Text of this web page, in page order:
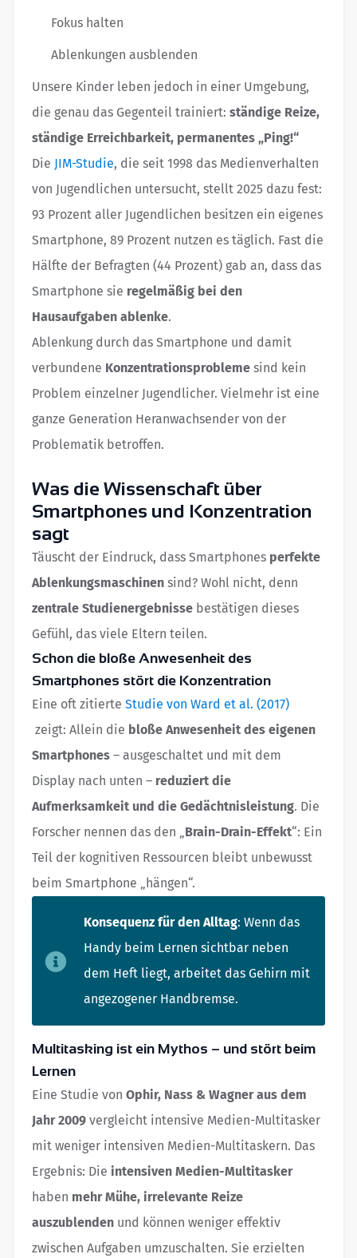
Fokus halten
Ablenkungen ausblenden
Unsere Kinder leben jedoch in einer Umgebung,
die genau das Gegenteil trainiert: ständige Reize,
ständige Erreichbarkeit, permanentes „Ping!“
Die JIM-Studie, die seit 1998 das Medienverhalten
von Jugendlichen untersucht, stellt 2025 dazu fest:
93 Prozent aller Jugendlichen besitzen ein eigenes
Smartphone, 89 Prozent nutzen es täglich. Fast die
Hälfte der Befragten (44 Prozent) gab an, dass das
Smartphone sie regelmäßig bei den
Hausaufgaben ablenke.
Ablenkung durch das Smartphone und damit
verbundene Konzentrationsprobleme sind kein
Problem einzelner Jugendlicher. Vielmehr ist eine
ganze Generation Heranwachsender von der
Problematik betroffen.
Was die Wissenschaft über
Smartphones und Konzentration
sagt
Täuscht der Eindruck, dass Smartphones perfekte
Ablenkungsmaschinen sind? Wohl nicht, denn
zentrale Studienergebnisse bestätigen dieses
Gefühl, das viele Eltern teilen.
Schon die bloße Anwesenheit des
Smartphones stört die Konzentration
Eine oft zitierte Studie von Ward et al. (2017)
zeigt: Allein die bloße Anwesenheit des eigenen
Smartphones – ausgeschaltet und mit dem
Display nach unten – reduziert die
Aufmerksamkeit und die Gedächtnisleistung. Die
Forscher nennen das den „Brain-Drain-Effekt“: Ein
Teil der kognitiven Ressourcen bleibt unbewusst
beim Smartphone „hängen“.
Konsequenz für den Alltag: Wenn das
Handy beim Lernen sichtbar neben
dem Heft liegt, arbeitet das Gehirn mit
angezogener Handbremse.
Multitasking ist ein Mythos – und stört beim
Lernen
Eine Studie von Ophir, Nass & Wagner aus dem
Jahr 2009 vergleicht intensive Medien-Multitasker
mit weniger intensiven Medien-Multitaskern. Das
Ergebnis: Die intensiven Medien-Multitasker
haben mehr Mühe, irrelevante Reize
auszublenden und können weniger effektiv
zwischen Aufgaben umzuschalten. Sie erzielten